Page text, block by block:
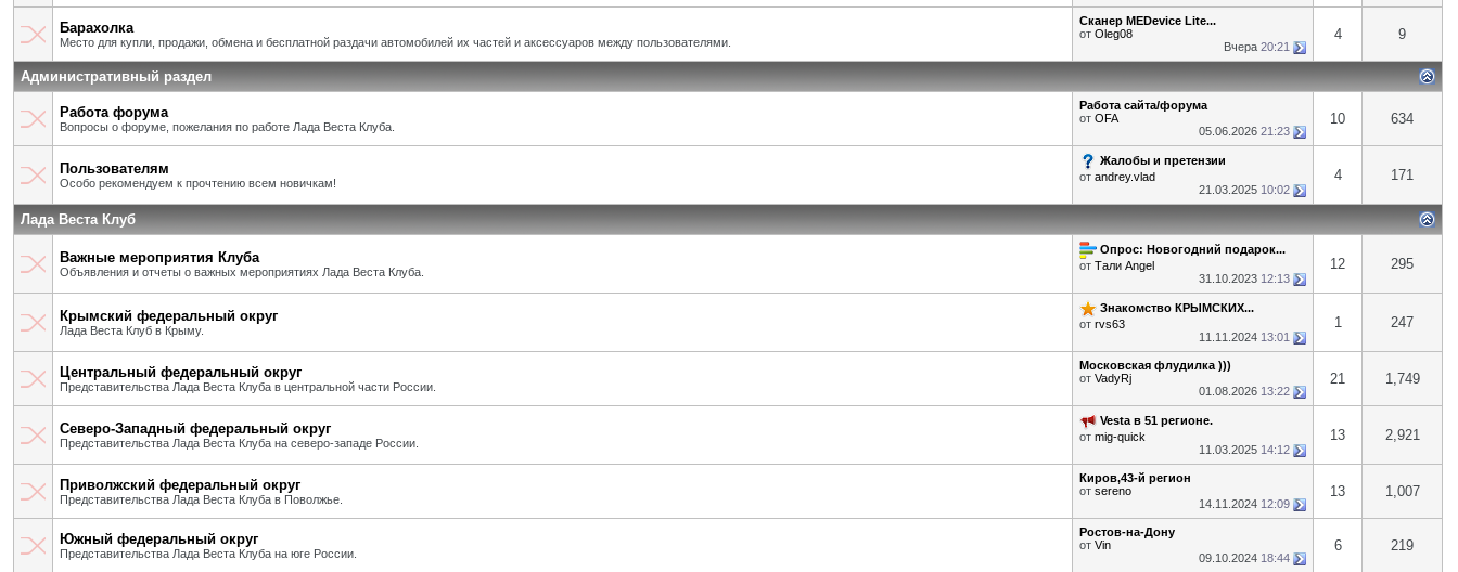
Барахолка
Место для купли, продажи, обмена и бесплатной раздачи автомобилей их частей и аксессуаров между пользователями.
Сканер MEDevice Lite...
от Oleg08
Вчера 20:21
4 9
Административный раздел
Работа форума
Вопросы о форуме, пожелания по работе Лада Веста Клуба.
Работа сайта/форума
от OFA
05.06.2026 21:23
10 634
Пользователям
Особо рекомендуем к прочтению всем новичкам!
Жалобы и претензии
от andrey.vlad
21.03.2025 10:02
4 171
Лада Веста Клуб
Важные мероприятия Клуба
Объявления и отчеты о важных мероприятиях Лада Веста Клуба.
Опрос: Новогодний подарок...
от Тали Angel
31.10.2023 12:13
12 295
Крымский федеральный округ
Лада Веста Клуб в Крыму.
Знакомство КРЫМСКИХ...
от rvs63
11.11.2024 13:01
1 247
Центральный федеральный округ
Представительства Лада Веста Клуба в центральной части России.
Московская флудилка )))
от VadyRj
01.08.2026 13:22
21 1,749
Северо-Западный федеральный округ
Представительства Лада Веста Клуба на северо-западе России.
Vesta в 51 регионе.
от mig-quick
11.03.2025 14:12
13 2,921
Приволжский федеральный округ
Представительства Лада Веста Клуба в Поволжье.
Киров,43-й регион
от sereno
14.11.2024 12:09
13 1,007
Южный федеральный округ
Представительства Лада Веста Клуба на юге России.
Ростов-на-Дону
от Vin
09.10.2024 18:44
6 219